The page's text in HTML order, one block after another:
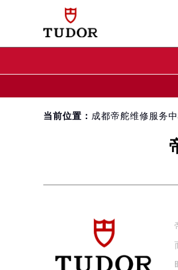
当前位置： 成都帝舵维修服务